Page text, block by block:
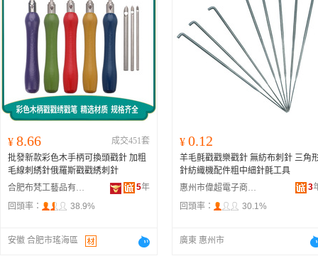
¥ 8.66
成交451套
批發新款彩色木手柄可換頭戳針 加粗
毛線刺綉針俄羅斯戳戳綉刺針
合肥布梵工藝品有限公司
5年
回頭率：
38.9%
安徽 合肥市瑤海區
¥ 0.12
羊毛氈戳戳樂戳針 無紡布刺針 三角
針紡織機配件粗中細針氈工具
惠州市偉超電子商務有限公司
3
回頭率：
30.1%
廣東 惠州市